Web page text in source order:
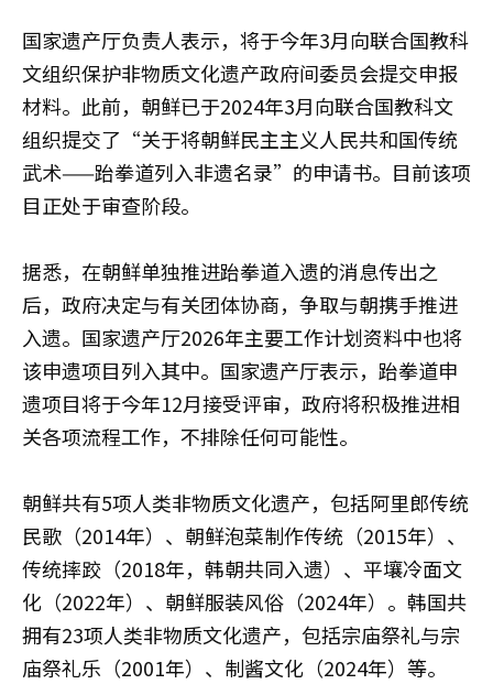
国家遗产厅负责人表示，将于今年3月向联合国教科
文组织保护非物质文化遗产政府间委员会提交申报
材料。此前，朝鲜已于2024年3月向联合国教科文
组织提交了“关于将朝鲜民主主义人民共和国传统
武术——跆拳道列入非遗名录”的申请书。目前该项
目正处于审查阶段。
据悉，在朝鲜单独推进跆拳道入遗的消息传出之
后，政府决定与有关团体协商，争取与朝携手推进
入遗。国家遗产厅2026年主要工作计划资料中也将
该申遗项目列入其中。国家遗产厅表示，跆拳道申
遗项目将于今年12月接受评审，政府将积极推进相
关各项流程工作，不排除任何可能性。
朝鲜共有5项人类非物质文化遗产，包括阿里郎传统
民歌（2014年）、朝鲜泡菜制作传统（2015年）、
传统摔跤（2018年，韩朝共同入遗）、平壤冷面文
化（2022年）、朝鲜服装风俗（2024年）。韩国共
拥有23项人类非物质文化遗产，包括宗庙祭礼与宗
庙祭礼乐（2001年）、制酱文化（2024年）等。